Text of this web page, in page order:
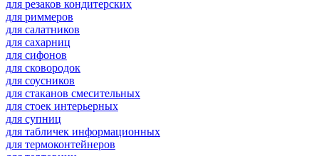
для резаков кондитерских
для риммеров
для салатников
для сахарниц
для сифонов
для сковородок
для соусников
для стаканов смесительных
для стоек интерьерных
для супниц
для табличек информационных
для термоконтейнеров